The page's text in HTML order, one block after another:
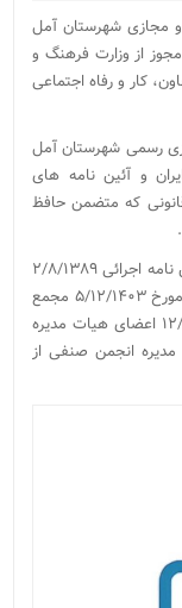
مجازی شهرستان آمل
از وزارت فرهنگ و
۳/۲۷در اداره کل تعاون، کار و رفاه اجتماعی
رسمی شهرستان آمل
ایران و آئین نامه های
که متضمن حافظ
بر همین اساس به استناد تبصره ۵ ماده ۱۳۱ و آئین نامه اجرائی ۲/۸/۱۳۸۹
مصوب هیات محترم وزیران به موجب صورتجلسه مورخ ۵/۱۲/۱۴۰۳ مجمع
عمومی و صورتجلسه تعیین سمت مورخ ۱۲/۱۲/۱۴۰۳ اعضای هیات مدیره
انجمن صنفی از